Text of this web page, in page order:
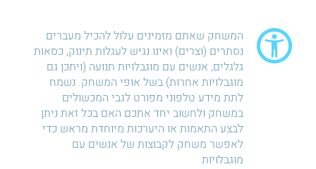
המשחק שאתם מזמינים עלול להכיל מעברים
נסתרים (וצרים) ואינו נגיש לעגלות תינוק, כסאות
גלגלים, אנשים עם מוגבלויות תנועה (ויתכן גם
מוגבלויות אחרות) בשל אופי המשחק. נשמח
לתת מידע טלפוני מפורט לגבי המכשולים
במשחק ולחשוב יחד אתכם האם בכל זאת ניתן
לבצע התאמות או היערכות מיוחדת מראש כדי
לאפשר משחק לקבוצות של אנשים עם
מוגבלויות